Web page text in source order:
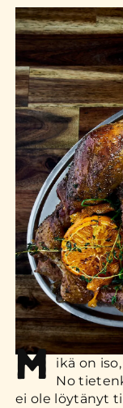
M ikä on
No
ei ole löytänyt